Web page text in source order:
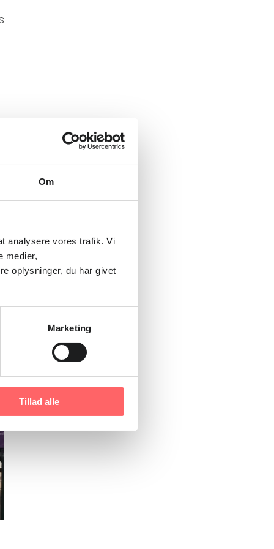
Om
analysere vores trafik. Vi
medier,
oplysninger, du har givet
Marketing
Tillad alle